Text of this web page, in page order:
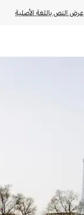
عرض النص باللغة الأصلية